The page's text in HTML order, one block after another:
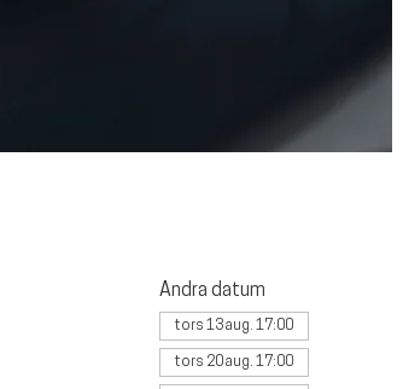
Andra datum
tors 13 aug. 17:00
tors 20 aug. 17:00